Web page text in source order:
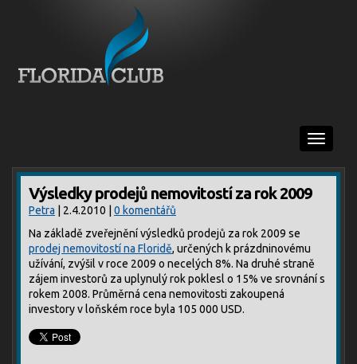
Menu
Výsledky prodejů nemovitostí za rok 2009
Petra | 2.4.2010 | 0 komentářů
Na základě zveřejnění výsledků prodejů za rok 2009 se
prodej nemovitostí na Floridě, určených k prázdninovému
užívání, zvýšil v roce 2009 o necelých 8%. Na druhé straně
zájem investorů za uplynulý rok poklesl o 15% ve srovnání s
rokem 2008. Průměrná cena nemovitosti zakoupená
investory v loňském roce byla 105 000 USD.